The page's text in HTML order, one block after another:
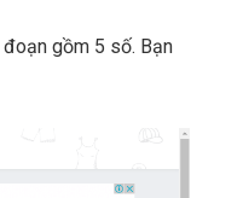
gồm 5 số. Bạn